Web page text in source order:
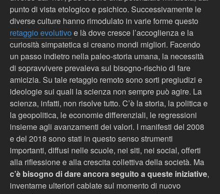
punto di vista etologico e psichico. Successivamente le
diverse culture hanno rimodulato in varie forme questo
retaggio evolutivo e là dove cresce l’accoglienza e la
curiosità simpatetica si creano mondi migliori. Facendo
un passo indietro nella paleo-storia umana, la necessità
di sopravvivere prevaleva sul bisogno-rischio di fare
amicizia. Su tale retaggio remoto sono sorti pregiudizi e
ideologie sui quali la scienza non sempre può agire. La
scienza, infatti, non risolve tutto. C’è la storia, la politica e
la geopolitica, le economie differenziali, le regressioni
insieme agli avanzamenti dei valori. I manifesti del 2008
e del 2018 sono stati in questo senso strumenti
importanti, diffusi nelle scuole, nei siti, nei social, offerti
alla riflessione e alla crescita collettiva della società. Ma
c’è bisogno di dare ancora seguito a queste iniziative,
inventarne ulteriori cablate sul momento di nuovo